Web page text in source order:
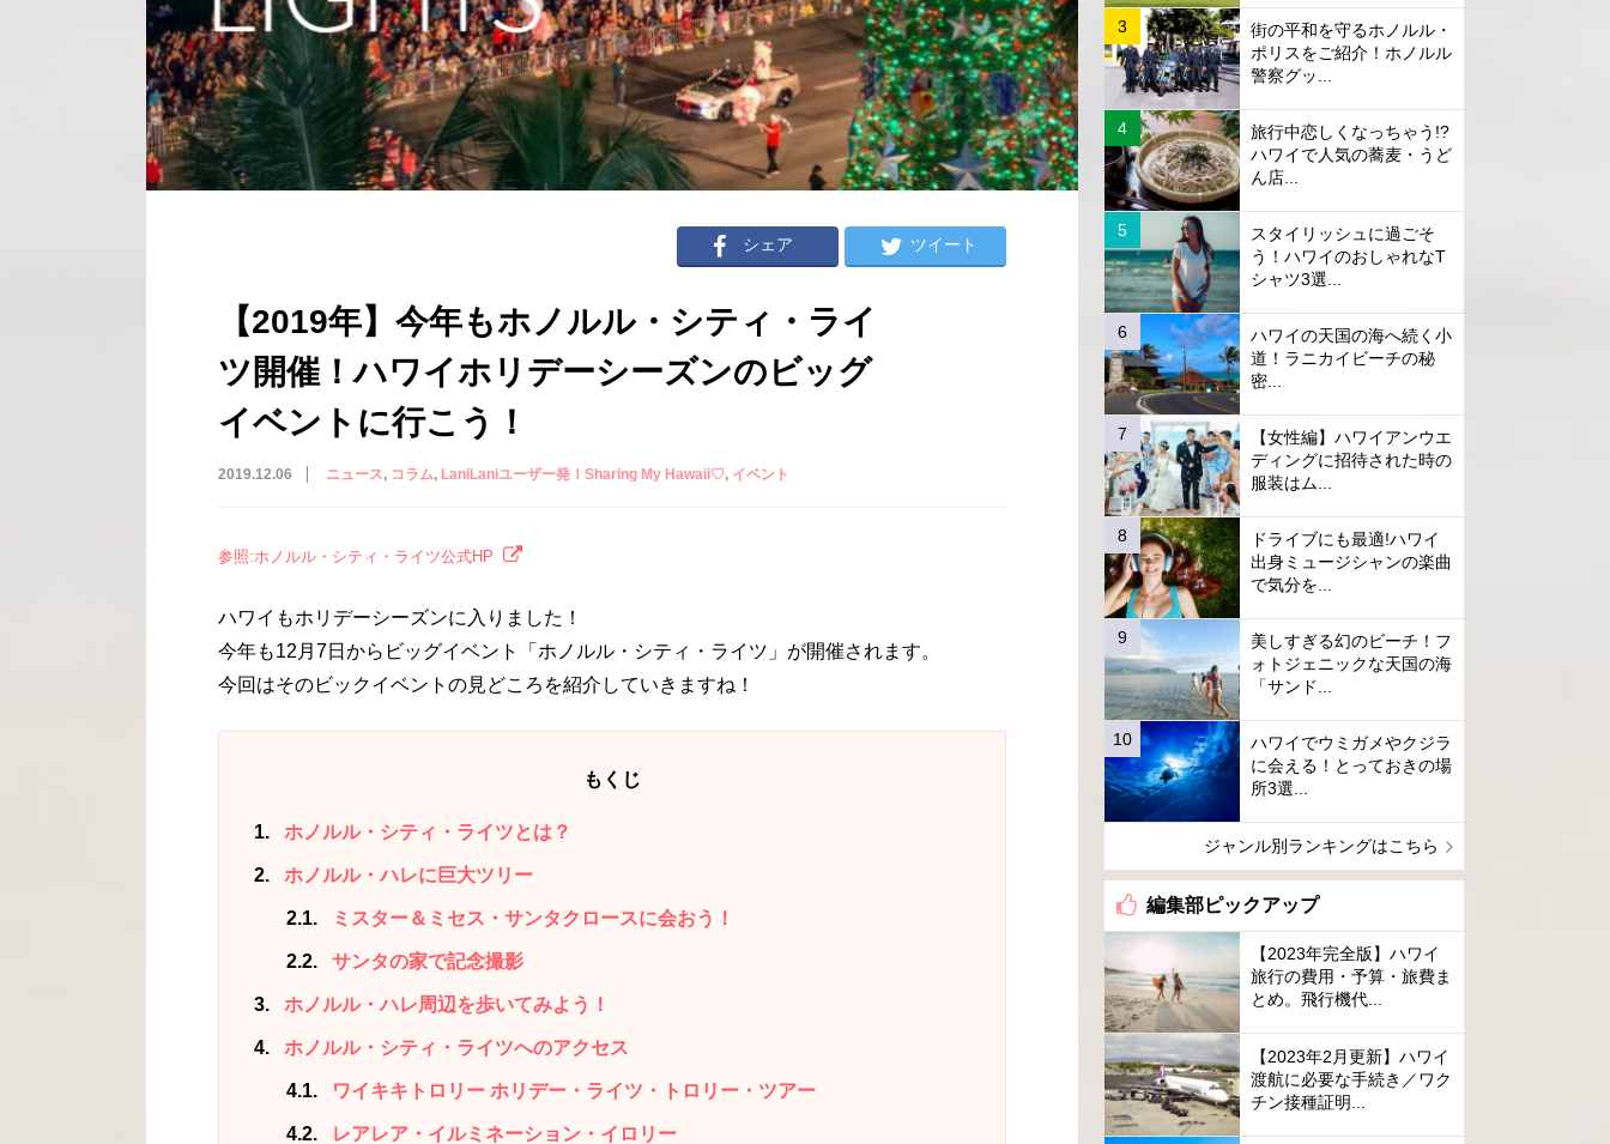
シェア ツイート
【2019年】今年もホノルル・シティ・ライ
ツ開催！ハワイホリデーシーズンのビッグ
イベントに行こう！
2019.12.06 ニュース コラム LaniLaniユーザー発！Sharing My Hawaii♡ イベント
参照:ホノルル・シティ・ライツ公式HP
ハワイもホリデーシーズンに入りました！
今年も12月7日からビッグイベント「ホノルル・シティ・ライツ」が開催されます。
今回はそのビックイベントの見どころを紹介していきますね！
もくじ
1 ホノルル・シティ・ライツとは？
2 ホノルル・ハレに巨大ツリー
2.1 ミスター＆ミセス・サンタクロースに会おう！
2.2 サンタの家で記念撮影
3 ホノルル・ハレ周辺を歩いてみよう！
4 ホノルル・シティ・ライツへのアクセス
4.1 ワイキキトロリー ホリデー・ライツ・トロリー・ツアー
4.2 レアレア・イルミネーション・イロリー
街の平和を守るホノルル・
ポリスをご紹介！ホノルル
警察グッ...
旅行中恋しくなっちゃう!?
ハワイで人気の蕎麦・うど
ん店...
スタイリッシュに過ごそ
う！ハワイのおしゃれなT
シャツ3選...
ハワイの天国の海へ続く小
道！ラニカイビーチの秘
密...
【女性編】ハワイアンウエ
ディングに招待された時の
服装はム...
ドライブにも最適!ハワイ
出身ミュージシャンの楽曲
で気分を...
美しすぎる幻のビーチ！フ
ォトジェニックな天国の海
「サンド...
ハワイでウミガメやクジラ
に会える！とっておきの場
所3選...
ジャンル別ランキングはこちら
編集部ピックアップ
【2023年完全版】ハワイ
旅行の費用・予算・旅費ま
とめ。飛行機代...
【2023年2月更新】ハワイ
渡航に必要な手続き／ワク
チン接種証明...